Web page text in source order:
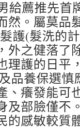
給薦推先首
然。屬莫品
護(髮洗的
外之健落了
理護的日平
品養保選
、癢發能可
及部臉僅不
的感敏較質